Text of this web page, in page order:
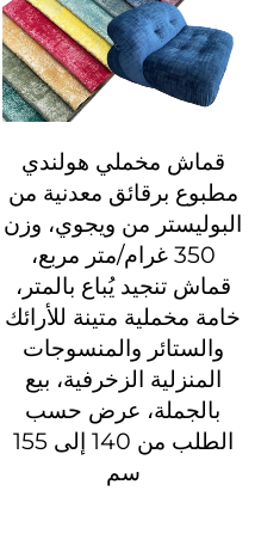
قماش مخملي هولندي
مطبوع برقائق معدنية من
البوليستر من ويجوي، وزن
350 غرام/متر مربع،
قماش تنجيد يُباع بالمتر،
خامة مخملية متينة للأرائك
والستائر والمنسوجات
المنزلية الزخرفية، بيع
بالجملة، عرض حسب
الطلب من 140 إلى 155
سم